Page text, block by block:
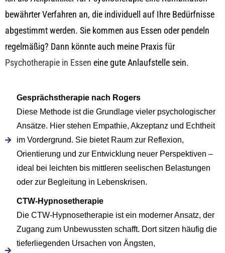
bewährter Verfahren an, die individuell auf Ihre Bedürfnisse
abgestimmt werden. Sie kommen aus Essen oder pendeln
regelmäßig? Dann könnte auch meine Praxis für
Psychotherapie in Essen eine gute Anlaufstelle sein.
Gesprächstherapie nach Rogers
Diese Methode ist die Grundlage vieler psychologischer
Ansätze. Hier stehen Empathie, Akzeptanz und Echtheit
im Vordergrund. Sie bietet Raum zur Reflexion,
Orientierung und zur Entwicklung neuer Perspektiven –
ideal bei leichten bis mittleren seelischen Belastungen
oder zur Begleitung in Lebenskrisen.
CTW-Hypnosetherapie
Die CTW-Hypnosetherapie ist ein moderner Ansatz, der
Zugang zum Unbewussten schafft. Dort sitzen häufig die
tieferliegenden Ursachen von Ängsten,